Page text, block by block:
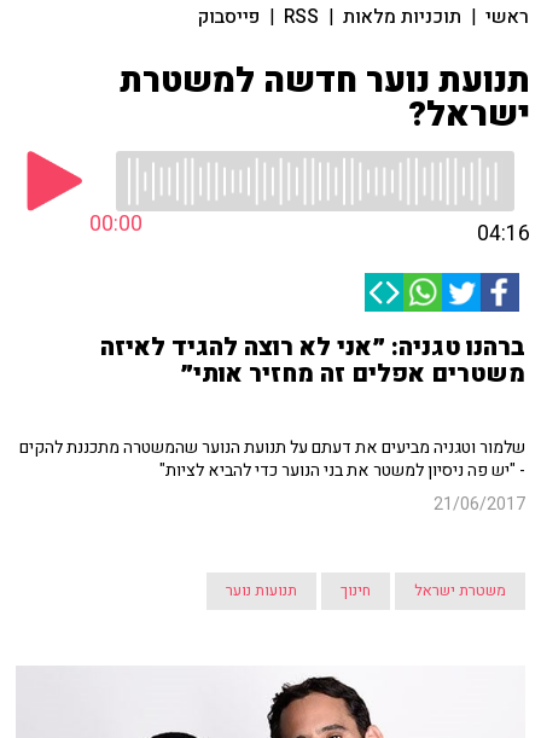
ראשי | תוכניות מלאות |
RSS
| פייסבוק
תנועת נוער חדשה למשטרת
ישראל?
00:00 04:16
ברהנו טגניה: ״אני לא רוצה להגיד לאיזה
משטרים אפלים זה מחזיר אותי״
שלמור וטגניה מביעים את דעתם על תנועת הנוער שהמשטרה מתכננת להקים
- "יש פה ניסיון למשטר את בני הנוער כדי להביא לציות"
21/06/2017
משטרת ישראל חינוך תנועות נוער